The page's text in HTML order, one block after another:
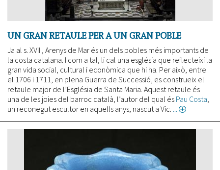
UN GRAN RETAULE PER A UN GRAN POBLE
Ja al s. XVIII, Arenys de Mar és un dels pobles més importants de
la costa catalana. I com a tal, li cal una església que reflecteixi la
gran vida social, cultural i econòmica que hi ha. Per això, entre
el 1706 i 1711, en plena Guerra de Successió, es construeix el
retaule major de l’Església de Santa Maria. Aquest retaule és
una de les joies del barroc català, l’autor del qual és Pau Costa
un reconegut escultor en aquells anys, nascut a Vic.
gran